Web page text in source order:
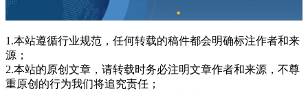
1.本站遵循行业规范，任何转载的稿件都会明确标注作者和来
源；
2.本站的原创文章，请转载时务必注明文章作者和来源，不尊
重原创的行为我们将追究责任；